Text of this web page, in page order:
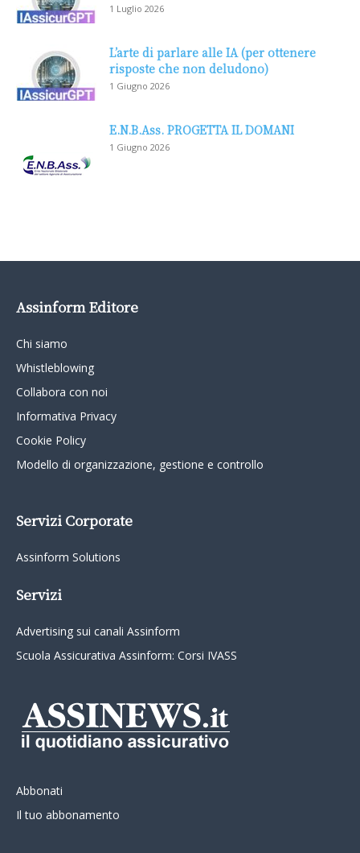
1 Luglio 2026
L’arte di parlare alle IA (per ottenere
risposte che non deludono)
1 Giugno 2026
E.N.B.Ass. PROGETTA IL DOMANI
1 Giugno 2026
Assinform Editore
Chi siamo
Whistleblowing
Collabora con noi
Informativa Privacy
Cookie Policy
Modello di organizzazione, gestione e controllo
Servizi Corporate
Assinform Solutions
Servizi
Advertising sui canali Assinform
Scuola Assicurativa Assinform: Corsi IVASS
Abbonati
Il tuo abbonamento